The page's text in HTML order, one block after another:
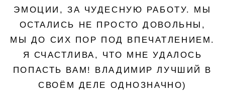
ЭМОЦИИ, ЗА ЧУДЕСНУЮ РАБОТУ. МЫ
ОСТАЛИСЬ НЕ ПРОСТО ДОВОЛЬНЫ,
МЫ ДО СИХ ПОР ПОД ВПЕЧАТЛЕНИЕМ.
Я СЧАСТЛИВА, ЧТО МНЕ УДАЛОСЬ
ПОПАСТЬ ВАМ! ВЛАДИМИР ЛУЧШИЙ В
СВОЁМ ДЕЛЕ ОДНОЗНАЧНО)